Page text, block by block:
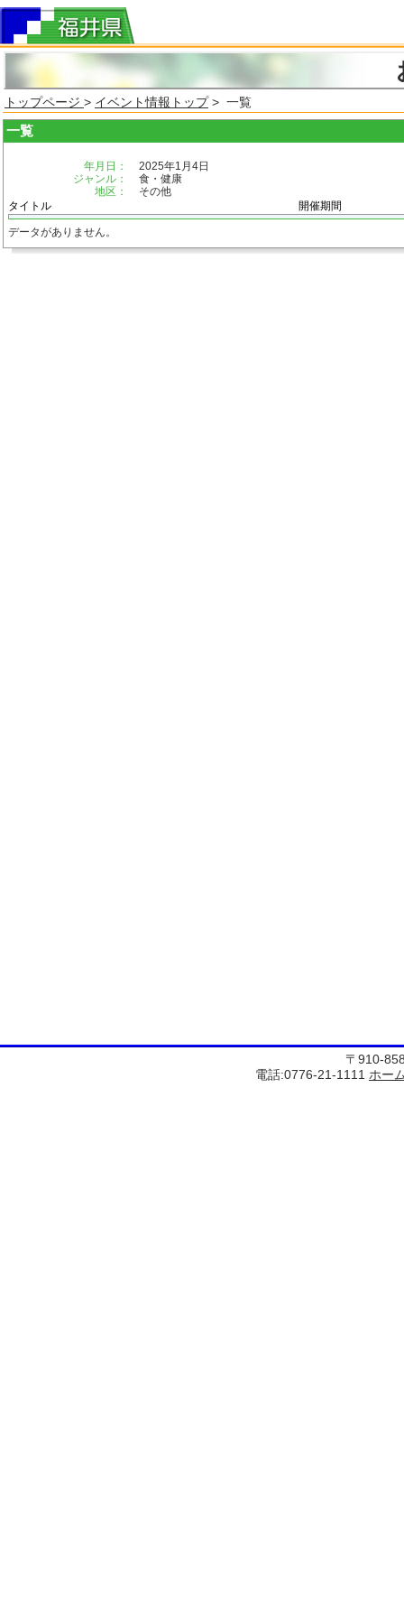
トップページ > イベント情報トップ> 一覧
一覧
年月日：
2025年1月4日
ジャンル：
食・健康
地区：
その他
タイトル
開催期間
データがありません。
〒910-
電話:0776-21-1111 ホー